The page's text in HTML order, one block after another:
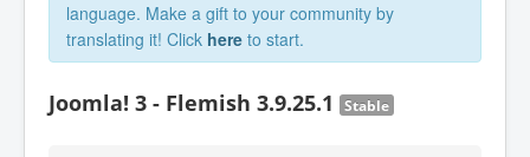
language. Make a gift to your community by
translating it! Click here to start.
Joomla! 3 - Flemish 3.9.25.1 Stable